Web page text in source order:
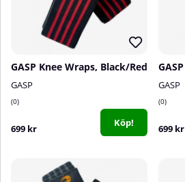
GASP Knee Wraps, Black/Red
GASP
0
699 kr Köp!
GASP
0
699 kr